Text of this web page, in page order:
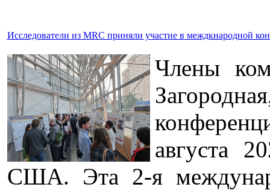
Исследователи из MRC приняли участие в междкнародной
Члены
августа
США. Эта 2-я